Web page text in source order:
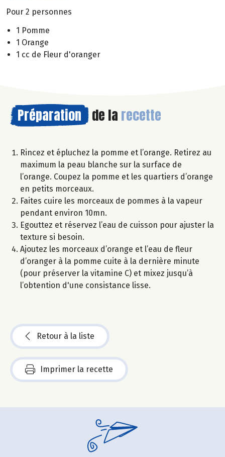
Pour 2 personnes
1 Pomme
1 Orange
1 cc de Fleur d'oranger
Préparation de la recette
Rincez et épluchez la pomme et l’orange. Retirez au
maximum la peau blanche sur la surface de
l’orange. Coupez la pomme et les quartiers d’orange
en petits morceaux.
Faites cuire les morceaux de pommes à la vapeur
pendant environ 10mn.
Egouttez et réservez l’eau de cuisson pour ajuster la
texture si besoin.
Ajoutez les morceaux d’orange et l’eau de fleur
d’oranger à la pomme cuite à la dernière minute
(pour préserver la vitamine C) et mixez jusqu’à
l’obtention d'une consistance lisse.
Retour à la liste
Imprimer la recette